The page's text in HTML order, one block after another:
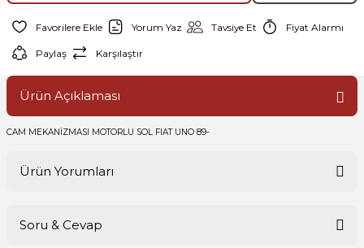
Yorum Yaz Tavsiye Et Fiyat Alarmı
Paylaş Karşılaştır
Ürün Açıklaması
CAM MEKANİZMASI MOTORLU SOL FIAT UNO 89-
Ürün Yorumları
Soru & Cevap